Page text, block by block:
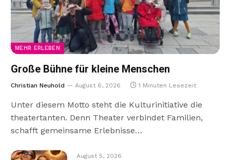
MEHR ERLEBEN
Große Bühne für kleine Menschen
Christian Neuhold August 6, 2026 1 Minuten Lesezeit
Unter diesem Motto steht die Kulturinitiative die
theatertanten. Denn Theater verbindet Familien,
schafft gemeinsame Erlebnisse…
August 5, 2026